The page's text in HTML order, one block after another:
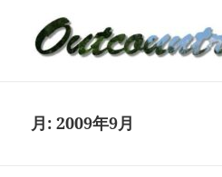
月:2009年9月